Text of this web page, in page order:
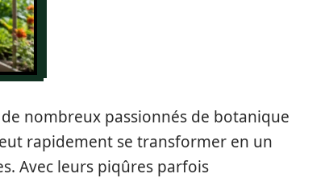
nombreux passionnés de botanique
rapidement se transformer en un
Avec leurs piqûres parfois